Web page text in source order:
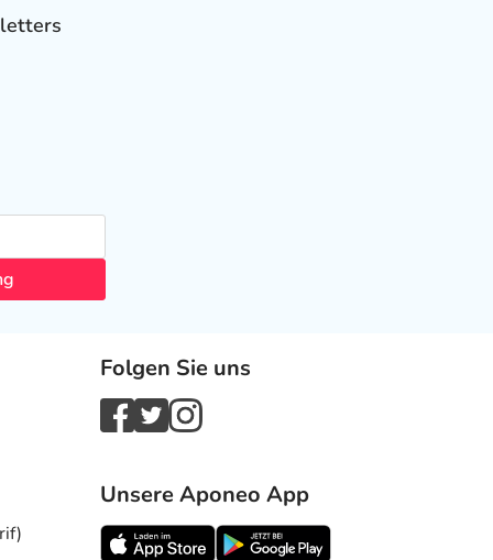
Folgen Sie uns
Unsere Aponeo App